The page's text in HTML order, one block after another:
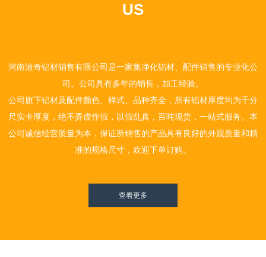
河南迪奇铝材销售有限公司是一家集净化铝材、配件销售的专业化公
司。公司具有多年的销售，加工经验。
公司旗下铝材及配件颜色、样式、品种齐全，所有铝材厚度均为千分
尺实卡厚度，绝不弄虚作假，以假乱真，百吨现货，一站式服务。本
公司诚信经营质量为本，保证所销售的产品具有良好的外观质量和精
准的规格尺寸，欢迎下单订购。
查看更多
US